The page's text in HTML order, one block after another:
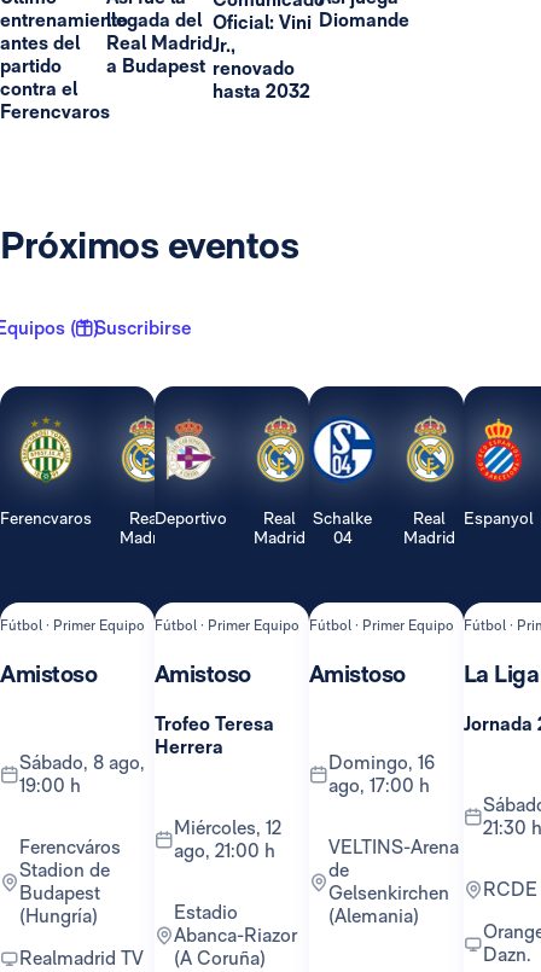
entrenamiento
antes del
partido
contra el
Ferencvaros
llegada del
Real Madrid
a Budapest
Oficial: Vini
Jr.,
renovado
hasta 2032
Diomande
Próximos eventos
( 1 )Suscribirse
Ferencvaros
Real
Madrid
Fútbol · Primer Equipo
Amistoso
sábado, 8 ago,
19:00 h
Ferencváros
Stadion de
Budapest
(Hungría)
Realmadrid TV
Deportivo
Real
Madrid
Fútbol · Primer Equipo
Amistoso
Trofeo Teresa
Herrera
miércoles, 12
ago, 21:00 h
Estadio
Abanca-Riazor
(A Coruña)
Schalke
04
Real
Madrid
Fútbol · Primer Equipo
Amistoso
domingo, 16
ago, 17:00 h
VELTINS-Arena
de
Gelsenkirchen
(Alemania)
Espanyol
Fútbol ·
La Liga
Jornada
sábado, 22 ago,
21:30 h
Orange TV y
Dazn.